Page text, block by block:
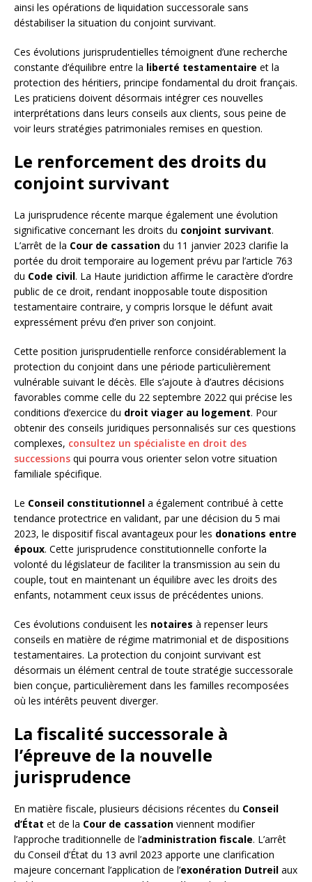
ainsi les opérations de liquidation successorale sans
déstabiliser la situation du conjoint survivant.
Ces évolutions jurisprudentielles témoignent d’une recherche
constante d’équilibre entre la liberté testamentaire et la
protection des héritiers, principe fondamental du droit français.
Les praticiens doivent désormais intégrer ces nouvelles
interprétations dans leurs conseils aux clients, sous peine de
voir leurs stratégies patrimoniales remises en question.
Le renforcement des droits du
conjoint survivant
La jurisprudence récente marque également une évolution
significative concernant les droits du conjoint survivant.
L’arrêt de la Cour de cassation du 11 janvier 2023 clarifie la
portée du droit temporaire au logement prévu par l’article 763
du Code civil. La Haute juridiction affirme le caractère d’ordre
public de ce droit, rendant inopposable toute disposition
testamentaire contraire, y compris lorsque le défunt avait
expressément prévu d’en priver son conjoint.
Cette position jurisprudentielle renforce considérablement la
protection du conjoint dans une période particulièrement
vulnérable suivant le décès. Elle s’ajoute à d’autres décisions
favorables comme celle du 22 septembre 2022 qui précise les
conditions d’exercice du droit viager au logement. Pour
obtenir des conseils juridiques personnalisés sur ces questions
complexes, consultez un spécialiste en droit des
successions qui pourra vous orienter selon votre situation
familiale spécifique.
Le Conseil constitutionnel a également contribué à cette
tendance protectrice en validant, par une décision du 5 mai
2023, le dispositif fiscal avantageux pour les donations entre
époux. Cette jurisprudence constitutionnelle conforte la
volonté du législateur de faciliter la transmission au sein du
couple, tout en maintenant un équilibre avec les droits des
enfants, notamment ceux issus de précédentes unions.
Ces évolutions conduisent les notaires à repenser leurs
conseils en matière de régime matrimonial et de dispositions
testamentaires. La protection du conjoint survivant est
désormais un élément central de toute stratégie successorale
bien conçue, particulièrement dans les familles recomposées
où les intérêts peuvent diverger.
La fiscalité successorale à
l’épreuve de la nouvelle
jurisprudence
En matière fiscale, plusieurs décisions récentes du Conseil
d’État et de la Cour de cassation viennent modifier
l’approche traditionnelle de l’administration fiscale. L’arrêt
du Conseil d’État du 13 avril 2023 apporte une clarification
majeure concernant l’application de l’exonération Dutreil aux